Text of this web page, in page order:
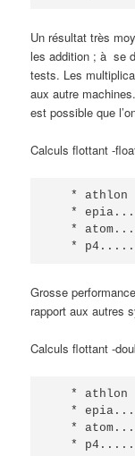
Un résultat très
les addition ; à se
tests. Les
aux autre
est possible que
Calculs flottant -
* athlon
*
*
*
Grosse
rapport aux autres
Calculs flottant -
* athlon
*
*
*